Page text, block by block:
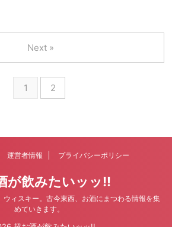
1 2
Next »
運営者情報 プライバシーポリシー
が飲みたいッッ!!
ウィスキー。古今東西、お酒にまつわる情報を集
めていきます。